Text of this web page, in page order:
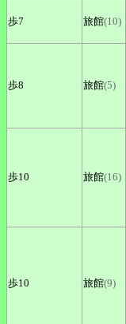
歩7 旅館(10)
歩8 旅館(5)
歩10 旅館(16)
歩10 旅館(9)